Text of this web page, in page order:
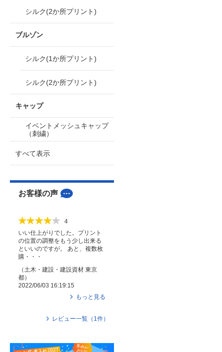
シルク(2か所プリント)
ブルゾン
シルク(1か所プリント)
シルク(2か所プリント)
キャップ
イベントメッシュキャップ
（刺繍）
すべて表示
お客様の声
4
いい仕上がりでした。プリント
の位置の調整をもう少し出来る
といいのですが。 あと、複数枚
購・・・
（ 土木・建設・建設資材 東京
都）
2022/06/03 16:19:15
もっと見る
レビュー一覧（ 1 件）